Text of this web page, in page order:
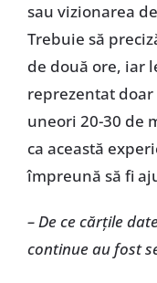
sau vizionarea
Trebuie să
de două ore, iar
reprezentat
uneori 20-30 de
ca această
împreună să fi
– De ce cărţile
continue au fost